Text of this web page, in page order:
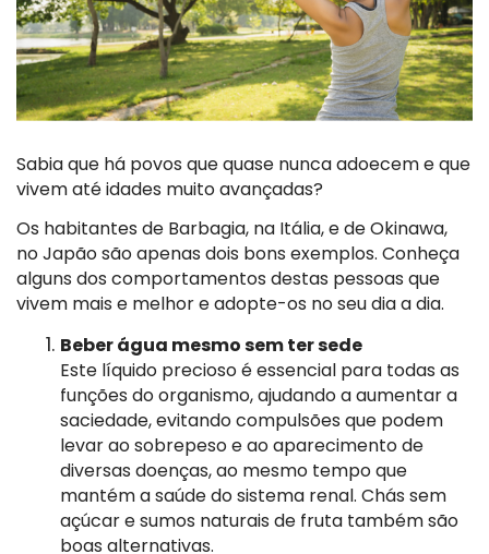
Sabia que há povos que quase nunca adoecem e que
vivem até idades muito avançadas?
Os habitantes de Barbagia, na Itália, e de Okinawa,
no Japão são apenas dois bons exemplos. Conheça
alguns dos comportamentos destas pessoas que
vivem mais e melhor e adopte-os no seu dia a dia.
Beber água mesmo sem ter sede
Este líquido precioso é essencial para todas as
funções do organismo, ajudando a aumentar a
saciedade, evitando compulsões que podem
levar ao sobrepeso e ao aparecimento de
diversas doenças, ao mesmo tempo que
mantém a saúde do sistema renal. Chás sem
açúcar e sumos naturais de fruta também são
boas alternativas.